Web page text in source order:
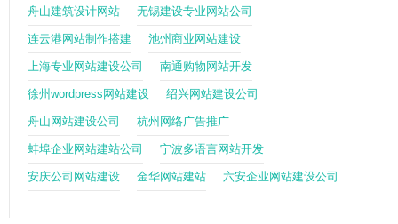
舟山建筑设计网站 无锡建设专业网站公司
连云港网站制作搭建 池州商业网站建设
上海专业网站建设公司 南通购物网站开发
徐州wordpress网站建设 绍兴网站建设公司
舟山网站建设公司 杭州网络广告推广
蚌埠企业网站建站公司 宁波多语言网站开发
安庆公司网站建设 金华网站建站 六安企业网站建设公司